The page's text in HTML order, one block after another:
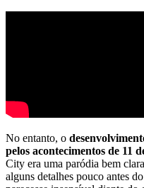
No entanto, o
pelos acontecimentos de 11
City era uma paródia bem
alguns detalhes pouco antes